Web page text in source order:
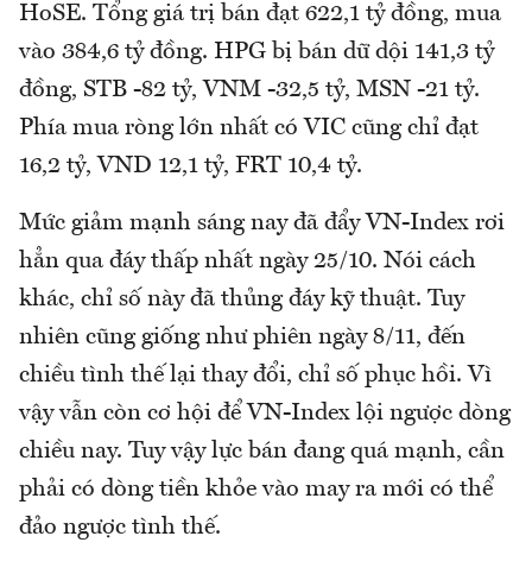
HoSE. Tổng giá trị bán đạt 622,1 tỷ đồng, mua
vào 384,6 tỷ đồng. HPG bị bán dữ dội 141,3 tỷ
đồng, STB -82 tỷ, VNM -32,5 tỷ, MSN -21 tỷ.
Phía mua ròng lớn nhất có VIC cũng chỉ đạt
16,2 tỷ, VND 12,1 tỷ, FRT 10,4 tỷ.
Mức giảm mạnh sáng nay đã đẩy VN-Index rơi
hẳn qua đáy thấp nhất ngày 25/10. Nói cách
khác, chỉ số này đã thủng đáy kỹ thuật. Tuy
nhiên cũng giống như phiên ngày 8/11, đến
chiều tình thế lại thay đổi, chỉ số phục hồi. Vì
vậy vẫn còn cơ hội để VN-Index lội ngược dòng
chiều nay. Tuy vậy lực bán đang quá mạnh, cần
phải có dòng tiền khỏe vào may ra mới có thể
đảo ngược tình thế.